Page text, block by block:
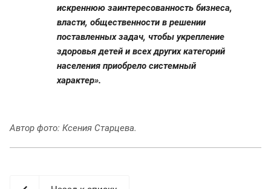
искреннюю заинтересованность бизнеса,
власти, общественности в решении
поставленных задач, чтобы укрепление
здоровья детей и всех других категорий
населения приобрело системный
характер».
Автор фото: Ксения Старцева.